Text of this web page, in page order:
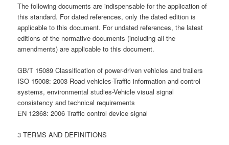
The following documents are indispensable for the application of
this standard. For dated references, only the dated edition is
applicable to this document. For undated references, the latest
editions of the normative documents (including all the
amendments) are applicable to this document.
GB/T 15089 Classification of power-driven vehicles and trailers
ISO 15008: 2003 Road vehicles-Traffic information and control
systems, environmental studies-Vehicle visual signal
consistency and technical requirements
EN 12368: 2006 Traffic control device signal
3 TERMS AND DEFINITIONS